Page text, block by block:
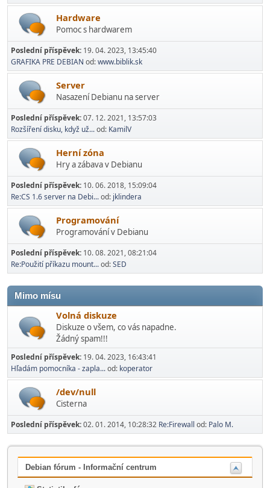
Hardware
Pomoc s hardwarem
Poslední příspěvek: 19. 04. 2023, 13:45:40
GRAFIKA PRE DEBIAN od:www.biblik.sk
Server
Nasazení Debianu na server
Poslední příspěvek:07. 12. 2021, 13:57:03
Rozšíření disku, když už...od: KamilV
Herní­ zóna
Hry a zábava v Debianu
Poslední příspěvek: 10. 06. 2018, 15:09:04
Re:CS 1.6 server na Debi...od: jklindera
Programování
Programování v Debianu
Poslední příspěvek: 10. 08. 2021, 08:21:04
Re:Použití příkazu mount...od:SED
Mimo mí­su
Volná diskuze
Diskuze o všem, co vás napadne.
Žádný spam!!!
Poslední příspěvek: 19. 04. 2023, 16:43:41
Hľadám pomocníka - zapla...od: koperator
/dev/null
Cisterna
Poslední příspěvek:02. 01. 2014, 10:28:32 Re:Firewall od: Palo M.
Debian fórum - Informační centrum